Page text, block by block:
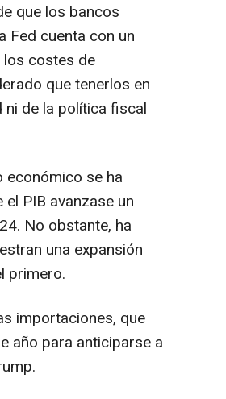
que los bancos
Fed cuenta con un
los costes de
que tenerlos en
ni de la política fiscal
económico se ha
PIB avanzase un
No obstante, ha
una expansión
primero.
importaciones, que
año para anticiparse a